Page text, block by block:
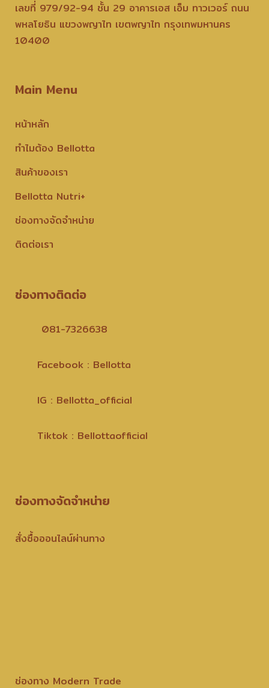
เลขที่ 979/92-94 ชั้น 29 อาคารเอส เอ็ม ทาวเวอร์ ถนน
พหลโยธิน แขวงพญาไท เขตพญาไท กรุงเทพมหานคร
10400
Main Menu
หน้าหลัก
ทำไมต้อง Bellotta
สินค้าของเรา
Bellotta Nutri+
ช่องทางจัดจำหน่าย
ติดต่อเรา
ช่องทางติดต่อ
081-7326638
Facebook : Bellotta
IG : Bellotta_official
Tiktok : Bellottaofficial
ช่องทางจัดจำหน่าย
สั่งซื้อออนไลน์ผ่านทาง
ช่องทาง Modern Trade